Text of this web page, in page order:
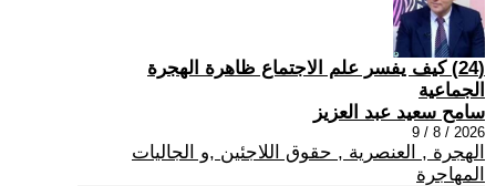
(24) كيف يفسر علم الاجتماع ظاهرة الهجرة
الجماعية
سامح سعيد عبد العزيز
2026 / 8 / 9
الهجرة , العنصرية , حقوق اللاجئين ,و الجاليات
المهاجرة